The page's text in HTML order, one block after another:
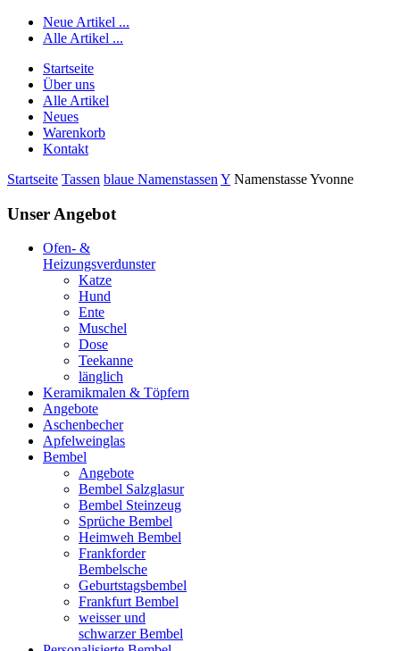
Neue Artikel ...
Alle Artikel ...
Startseite
Über uns
Alle Artikel
Neues
Warenkorb
Kontakt
Startseite Tassen blaue Namenstassen Y Namenstasse Yvonne
Unser Angebot
Ofen- &
Heizungsverdunster
Katze
Hund
Ente
Muschel
Dose
Teekanne
länglich
Keramikmalen & Töpfern
Angebote
Aschenbecher
Apfelweinglas
Bembel
Angebote
Bembel Salzglasur
Bembel Steinzeug
Sprüche Bembel
Heimweh Bembel
Frankforder
Bembelsche
Geburtstagsbembel
Frankfurt Bembel
weisser und
schwarzer Bembel